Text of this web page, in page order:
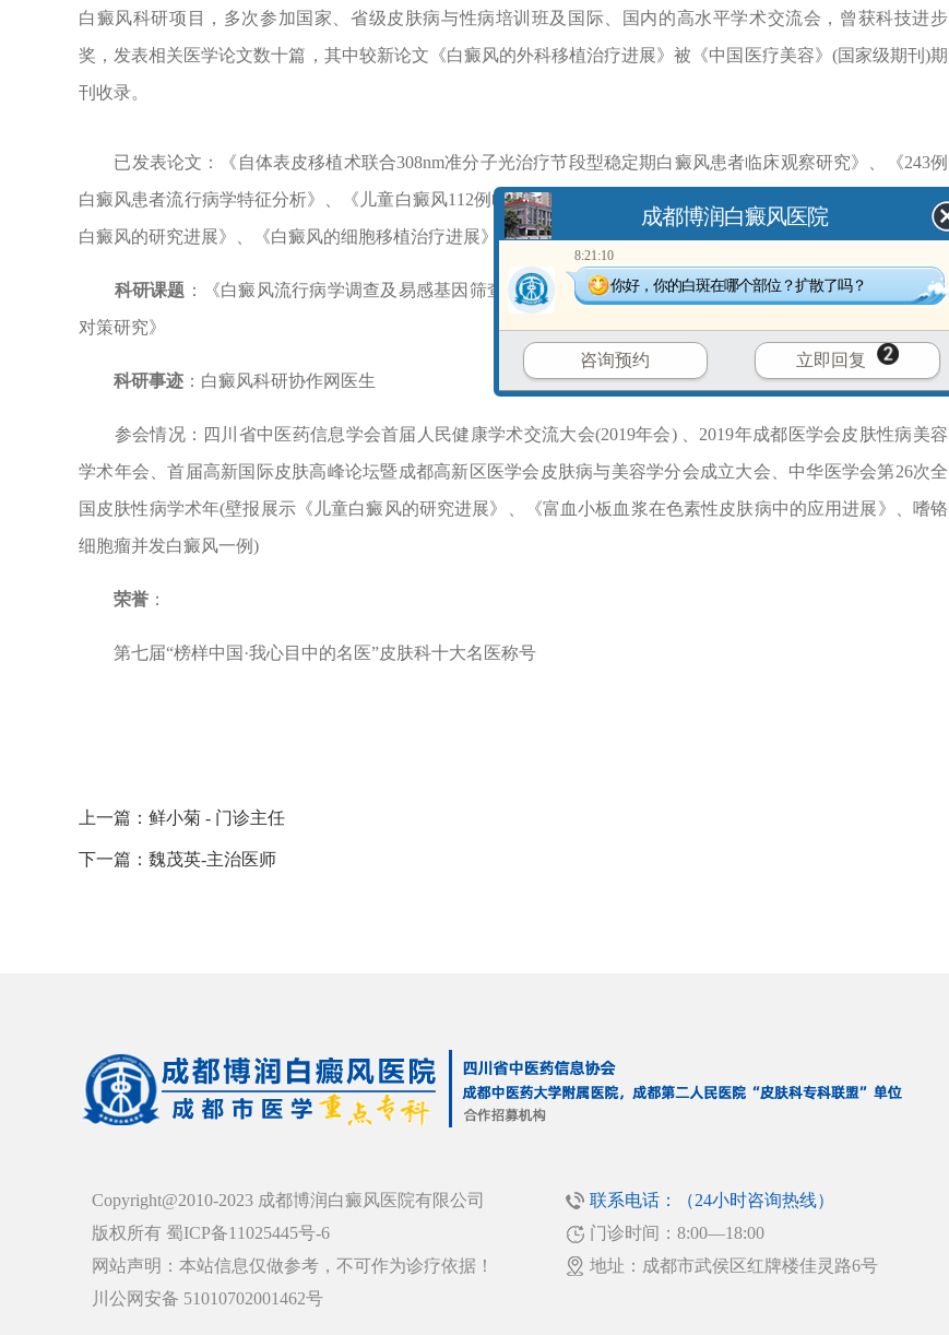
白癜风科研项目，多次参加国家、省级皮肤病与性病培训班及国际、国内的高水平学术交流会，曾获科技进步
奖，发表相关医学论文数十篇，其中较新论文《白癜风的外科移植治疗进展》被《中国医疗美容》(国家级期刊)期
刊收录。
已发表论文：《自体表皮移植术联合308nm准分子光治疗节段型稳定期白癜风患者临床观察研究》、《243例
白癜风患者流行病学特征分析》、《儿童白癜风112例临床流行病学分析》、《白癜风的移植治疗进展》、《儿童
白癜风的研究进展》、《白癜风的细胞移植治疗进展》
科研课题 ：《白癜风流行病学调查及易感基因筛查研究》、《白癜风患者的流行病学因素及行为特征调查与
对策研究》
科研事迹 ：白癜风科研协作网医生
参会情况：四川省中医药信息学会首届人民健康学术交流大会(2019年会) 、2019年成都医学会皮肤性病美容
学术年会、首届高新国际皮肤高峰论坛暨成都高新区医学会皮肤病与美容学分会成立大会、中华医学会第26次全
国皮肤性病学术年(壁报展示《儿童白癜风的研究进展》、《富血小板血浆在色素性皮肤病中的应用进展》、嗜铬
细胞瘤并发白癜风一例)
荣誉 ：
第七届“榜样中国·我心目中的名医”皮肤科十大名医称号
上一篇： 鲜小菊 - 门诊主任
下一篇： 魏茂英-主治医师
Copyright@2010-2023 成都博润白癜风医院有限公司
版权所有 蜀ICP备11025445号-6
网站声明：本站信息仅做参考，不可作为诊疗依据！
川公网安备 51010702001462号
联系电话：（24小时咨询热线）
门诊时间：8:00—18:00
地址：成都市武侯区红牌楼佳灵路6号
成都博润白癜风医院
8:21:10
你好，你的白斑在哪个部位？扩散了吗？
咨询预约 立即回复